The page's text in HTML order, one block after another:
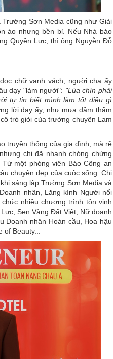
Sơn Media cũng như Giải
ào nhưng bền bỉ. Nếu Nhà báo
Quyền Lực, thì ông Nguyễn Đỗ
chữ vanh vách, người cha ấy
dạy "làm người": "Lúa chín phải
tự tin biết mình làm tốt điều gì
lời dạy ấy, như mưa dầm thấm
trò giỏi của trường chuyên Lam
truyền thống của gia đình, mà rẽ
chị đã nhanh chóng chứng
một phóng viên Báo Công an
chuyện đẹp của cuộc sống. Chị
sáng lập Trường Sơn Media và
nhân, Lăng kính Người nổi
nhiều chương trình tôn vinh
Sen Vàng Đất Việt, Nữ doanh
Doanh nhân Hoàn cầu, Hoa hậu
of Beauty...